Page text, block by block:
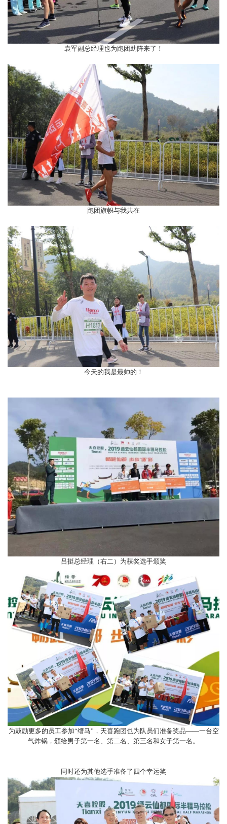
袁军副总经理也为跑团助阵来了！
跑团旗帜与我共在
今天的我是最帅的！
吕挺总经理（右二）为获奖选手颁奖
为鼓励更多的员工参加“缙马”，天喜跑团也为队员们准备奖品——一台空
气炸锅，颁给男子第一名、第二名、第三名和女子第一名。
同时还为其他选手准备了四个幸运奖